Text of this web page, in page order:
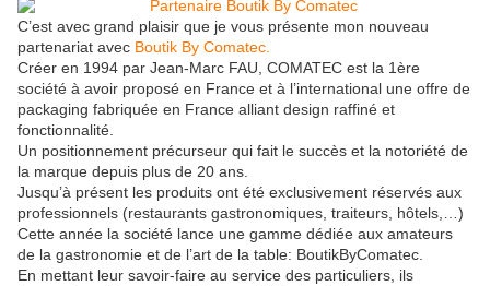
C’est avec grand plaisir que je vous présente mon nouveau
partenariat avec Boutik By Comatec.
Créer en 1994 par Jean-Marc FAU, COMATEC est la 1ère
société à avoir proposé en France et à l’international une offre de
packaging fabriquée en France alliant design raffiné et
fonctionnalité.
Un positionnement précurseur qui fait le succès et la notoriété de
la marque depuis plus de 20 ans.
Jusqu’à présent les produits ont été exclusivement réservés aux
professionnels (restaurants gastronomiques, traiteurs, hôtels,…)
Cette année la société lance une gamme dédiée aux amateurs
de la gastronomie et de l’art de la table: BoutikByComatec.
En mettant leur savoir-faire au service des particuliers, ils